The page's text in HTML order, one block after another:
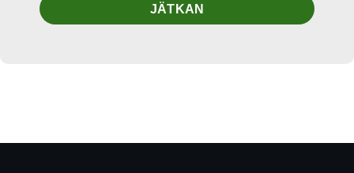
JÄTKAN